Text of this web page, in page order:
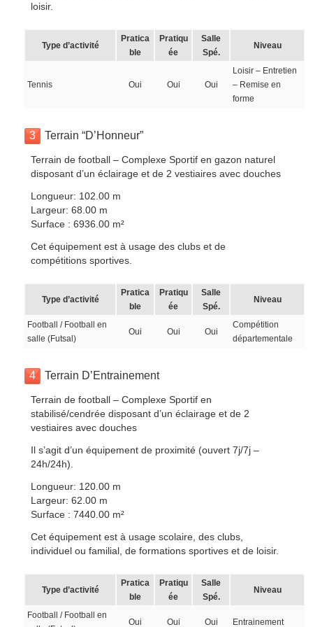
loisir.
Type d’activité
Pratica
ble
Pratiqu
ée
Salle
Spé.
Niveau
Tennis Oui Oui Oui
Loisir – Entretien
– Remise en
forme
3 Terrain “D’Honneur”
Terrain de football – Complexe Sportif en gazon naturel
disposant d’un éclairage et de 2 vestiaires avec douches
Longueur: 102.00 m
Largeur: 68.00 m
Surface : 6936.00 m²
Cet équipement est à usage des clubs et de
compétitions sportives.
Type d’activité
Pratica
ble
Pratiqu
ée
Salle
Spé.
Niveau
Football / Football en
salle (Futsal)
Oui Oui Oui
Compétition
départementale
4 Terrain D’Entrainement
Terrain de football – Complexe Sportif en
stabilisé/cendrée disposant d’un éclairage et de 2
vestiaires avec douches
Il s’agit d’un équipement de proximité (ouvert 7j/7j –
24h/24h).
Longueur: 120.00 m
Largeur: 62.00 m
Surface : 7440.00 m²
Cet équipement est à usage scolaire, des clubs,
individuel ou familial, de formations sportives et de loisir.
Type d’activité
Pratica
ble
Pratiqu
ée
Salle
Spé.
Niveau
Football / Football en
Oui Oui Oui Entrainement